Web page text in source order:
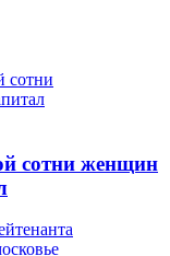
сотни женщин